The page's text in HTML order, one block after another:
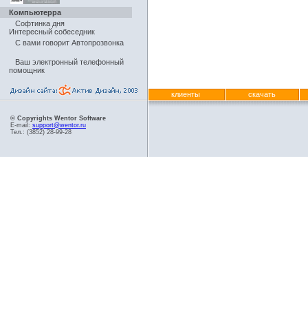
Компьютерра
Софтинка дня
Интересный собеседник
С вами говорит Автопрозвонка
Ваш электронный телефонный
помощник
клиенты скачать
© Copyrights Wentor Software
E-mail: support@wentor.ru
Тел.: (3852) 28-99-28